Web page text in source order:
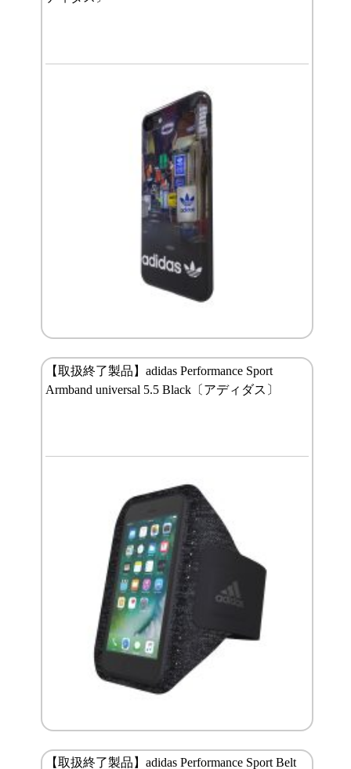
【取扱終了製品】adidas Performance Sport
Armband universal 5.5 Black〔アディダス〕
【取扱終了製品】adidas Performance Sport Belt